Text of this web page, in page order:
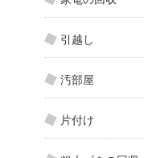
引越し
汚部屋
片付け